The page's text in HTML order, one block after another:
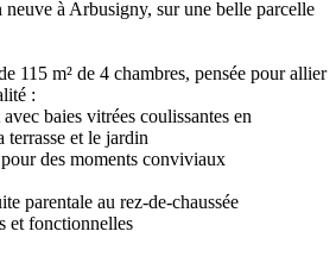
à Arbusigny, sur une belle parcelle
115 m² de 4 chambres, pensée pour allier
:
baies vitrées coulissantes en
et le jardin
des moments conviviaux
parentale au rez-de-chaussée
et fonctionnelles